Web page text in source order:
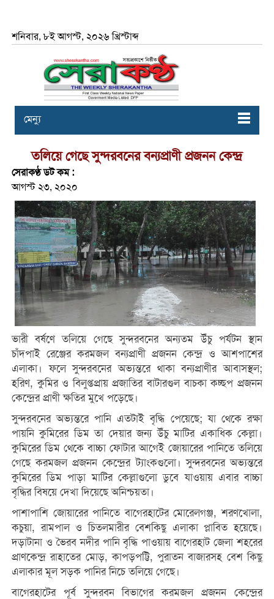
শনিবার, ৮ই আগস্ট, ২০২৬ খ্রিস্টাব্দ
মেন্যু
তলিয়ে গেছে সুন্দরবনের বন্যপ্রাণী প্রজনন কেন্দ্র
সেরাকণ্ঠ ডট কম :
আগস্ট ২৩, ২০২০
ভারী বর্ষণে তলিয়ে গেছে সুন্দরবনের অন্যতম উঁচু পর্যটন স্থান
চাঁদপাই রেঞ্জের করমজল বন্যপ্রাণী প্রজনন কেন্দ্র ও আশপাশের
এলাকা। ফলে সুন্দরবনের অভ্যন্তরে থাকা বন্যপ্রাণীর আবাসস্থল;
হরিণ, কুমির ও বিলুপ্তপ্রায় প্রজাতির বাটারগুল বাচকা কচ্ছপ প্রজনন
কেন্দ্রের প্রাণী ক্ষতির মুখে পড়েছে।
সুন্দরবনের অভ্যন্তরে পানি এতটাই বৃদ্ধি পেয়েছে; যা থেকে রক্ষা
পায়নি কুমিরের ডিম তা দেয়ার জন্য উঁচু মাটির একাধিক কেল্লা।
কুমিরের ডিম থেকে বাচ্চা ফোটার আগেই জোয়ারের পানিতে তলিয়ে
গেছে করমজল প্রজনন কেন্দ্রের ট্যাংকগুলো। সুন্দরবনের অভ্যন্তরে
কুমিরের ডিম পাড়া মাটির কেল্লাগুলো ডুবে যাওয়ায় এবার বাচ্চা
বৃদ্ধির বিষয়ে দেখা দিয়েছে অনিশ্চয়তা।
পাশাপাশি জোয়ারের পানিতে বাগেরহাটের মোরেলগঞ্জ, শরণখোলা,
কচুয়া, রামপাল ও চিতলমারীর বেশকিছু এলাকা প্লাবিত হয়েছে।
দড়াটানা ও ভৈরব নদীর পানি বৃদ্ধি পাওয়ায় বাগেরহাট জেলা শহরের
প্রাণকেন্দ্র রাহাতের মোড়, কাপড়পট্টি, পুরাতন বাজারসহ বেশ কিছু
এলাকার মূল সড়ক পানির নিচে তলিয়ে গেছে।
বাগেরহাটের পূর্ব সুন্দরবন বিভাগের করমজল প্রজনন কেন্দ্রের